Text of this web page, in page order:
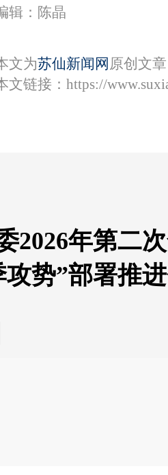
辑：陈晶
文为苏仙新闻网 原创文
文链接： https://
2026年第二
势”部署推